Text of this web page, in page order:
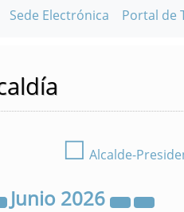
Sede Electrónica Portal de
☐ Alcalde-
Junio 2026